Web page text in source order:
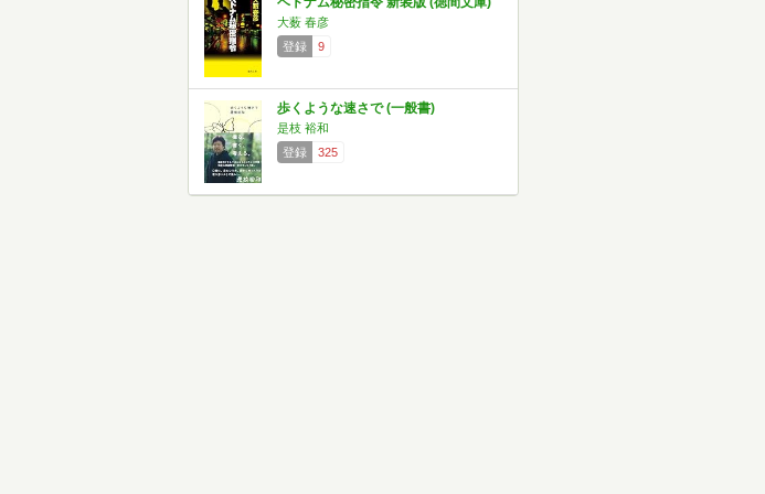
大薮 春彦
登録
9
歩くような速さで (一般書)
是枝 裕和
登録
325